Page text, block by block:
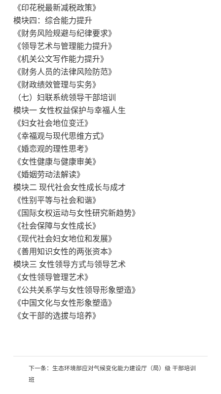
《印花税最新减税政策》
模块四：综合能力提升
《财务风险规避与纪律要求》
《领导艺术与管理能力提升》
《机关公文写作能力提升》
《财务人员的法律风险防范》
《财政绩效管理与实务》
（七）妇联系统领导干部培训
模块一 女性权益保护与幸福人生
《妇女社会地位变迁》
《幸福观与现代思维方式》
《婚恋观的理性思考》
《女性健康与健康审美》
《婚姻劳动法解读》
模块二 现代社会女性成长与成才
《性别平等与社会和谐》
《国际女权运动与女性研究新趋势》
《社会保障与女性成长》
《现代社会妇女地位和发展》
《善用知识女性的两张资本》
模块三 女性领导方式与领导艺术
《女性领导管理艺术》
《公共关系学与女性领导形象塑造》
《中国文化与女性形象塑造》
《女干部的选拔与培养》
下一条： 生态环境部应对气候变化能力建设厅（局）级 干部培训
班